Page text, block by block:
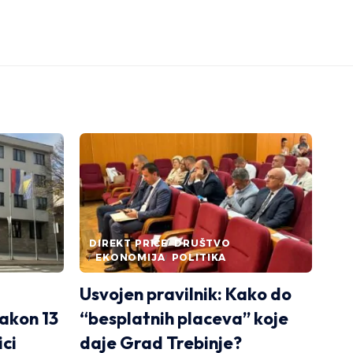
13
DIREKT PRIČE DRUŠTVO
EKONOMIJA POLITIKA
Usvojen pravilnik: Kako do
“besplatnih placeva” koje
daje Grad Trebinje?